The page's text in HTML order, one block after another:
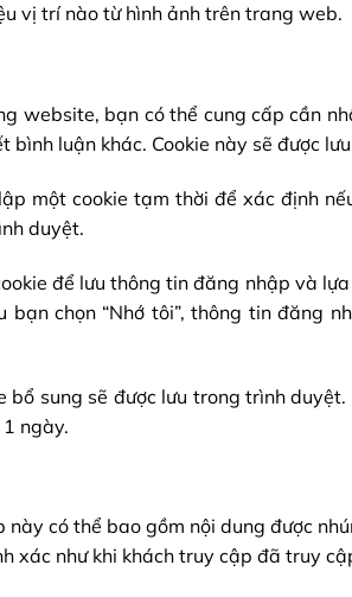
vị trí nào từ hình ảnh trên trang web.
website, bạn có thể cung cấp cần
luận khác. Cookie này sẽ được
một cookie tạm thời để xác định
duyệt.
để lưu thông tin đăng nhập và
chọn “Nhớ tôi”, thông tin đăng
sung sẽ được lưu trong trình
ngày.
có thể bao gồm nội dung được
xác như khi khách truy cập đã truy